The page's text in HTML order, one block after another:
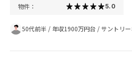
物件： 5.0
50代前半 / 年収1900万円台 /サントリ